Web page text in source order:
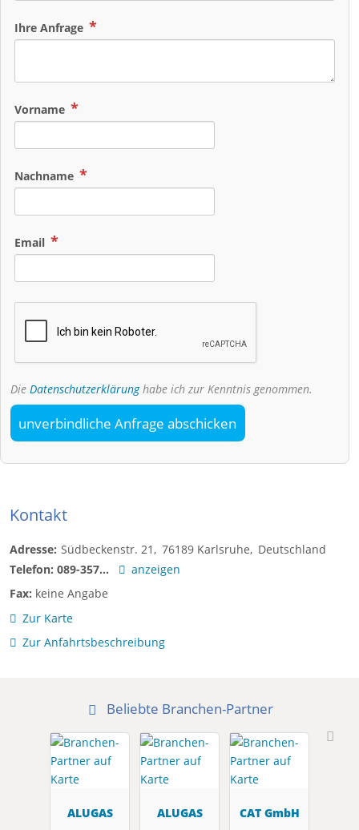
Ihre Anfrage
Vorname
Nachname
Email
Die Datenschutzerklärunghabe ich zur Kenntnis genommen.
unverbindliche Anfrage abschicken
Kontakt
Adresse: Südbeckenstr. 21 76189 Karlsruhe
Deutschland
Telefon: 089-357...
anzeigen
Fax: keine Angabe
Zur Karte
Zur Anfahrtsbeschreibung
Beliebte Branchen-Partner
ALUGAS ALUGAS CAT GmbH